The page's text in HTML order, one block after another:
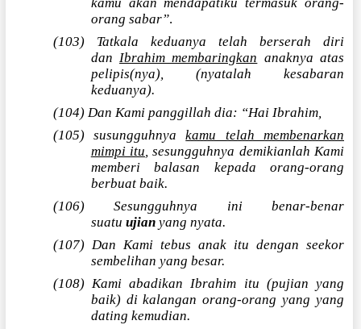
orang sabar”.
(103) Tatkala keduanya telah berserah diri
dan Ibrahim membaringkan anaknya atas
pelipis(nya), (nyatalah kesabaran
keduanya).
(104) Dan Kami panggillah dia: “Hai Ibrahim,
(105) susungguhnyakamu telah membenarkan
mimpi itu , sesungguhnya demikianlah Kami
memberi balasan kepada orang-orang
berbuat baik.
(106) Sesungguhnya ini benar-benar
suatu ujianyang nyata.
(107) Dan Kami tebus anak itu dengan seekor
sembelihan yang besar.
(108) Kami abadikan Ibrahim itu (pujian yang
baik) di kalangan orang-orang yang yang
dating kemudian.